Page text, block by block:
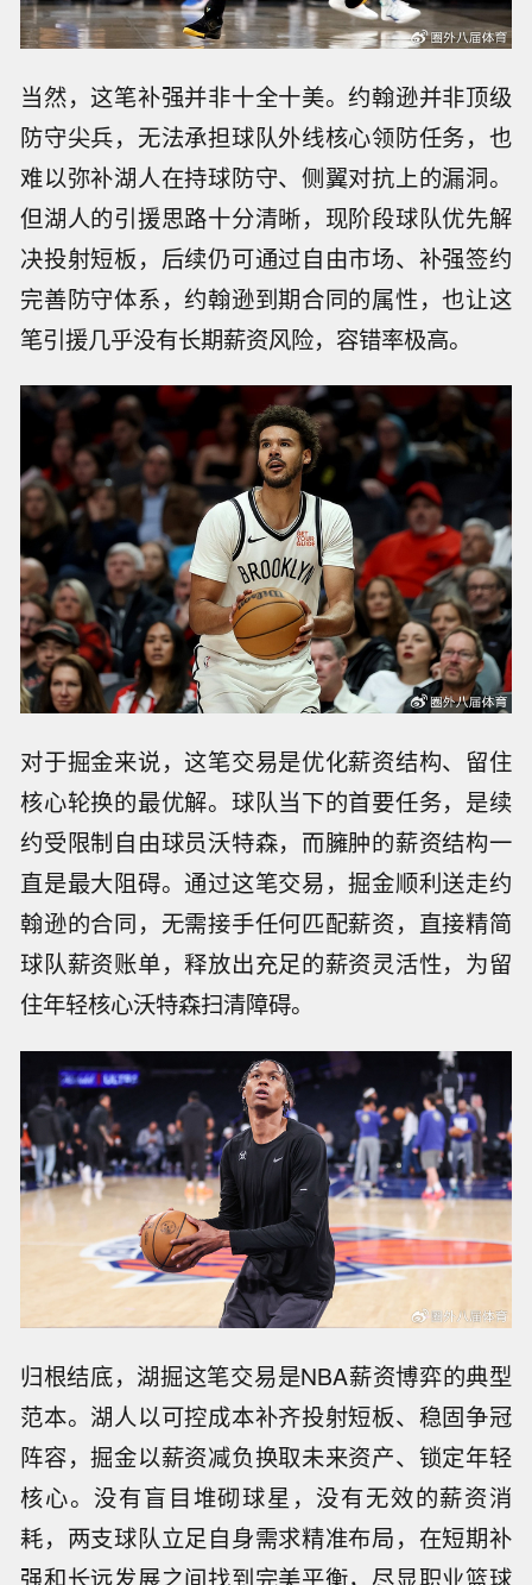
当然，这笔补强并非十全十美。约翰逊并非顶级
防守尖兵，无法承担球队外线核心领防任务，也
难以弥补湖人在持球防守、侧翼对抗上的漏洞。
但湖人的引援思路十分清晰，现阶段球队优先解
决投射短板，后续仍可通过自由市场、补强签约
完善防守体系，约翰逊到期合同的属性，也让这
笔引援几乎没有长期薪资风险，容错率极高。
对于掘金来说，这笔交易是优化薪资结构、留住
核心轮换的最优解。球队当下的首要任务，是续
约受限制自由球员沃特森，而臃肿的薪资结构一
直是最大阻碍。通过这笔交易，掘金顺利送走约
翰逊的合同，无需接手任何匹配薪资，直接精简
球队薪资账单，释放出充足的薪资灵活性，为留
住年轻核心沃特森扫清障碍。
归根结底，湖掘这笔交易是NBA薪资博弈的典型
范本。湖人以可控成本补齐投射短板、稳固争冠
阵容，掘金以薪资减负换取未来资产、锁定年轻
核心。没有盲目堆砌球星，没有无效的薪资消
耗，两支球队立足自身需求精准布局，在短期补
强和长远发展之间找到完美平衡，尽显职业篮球